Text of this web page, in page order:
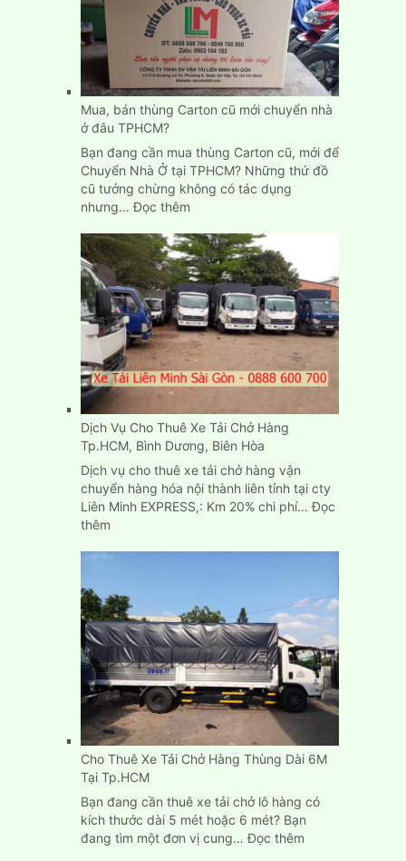
rẻ
tại
Bình
Dương
Mua, bán thùng Carton cũ mới chuyển nhà
ở đâu TPHCM?
Bạn đang cần mua thùng Carton cũ, mới để
Chuyển Nhà Ở tại TPHCM? Những thứ đồ
cũ tưởng chừng không có tác dụng
nhưng…Đọc thêm:
bán
thùng
Carton
cũ
mới
chuyển
nhà
ở
đâu
Dịch Vụ Cho Thuê Xe Tải Chở Hàng
Tp.HCM, Bình Dương, Biên Hòa
Dịch vụ cho thuê xe tải chở hàng vận
chuyển hàng hóa nội thành liên tỉnh tại cty
Liên Minh EXPRESS,: Km 20% chi phí…Đọc
thêm:
Thuê
Xe
Tải
Chở
Hàng
Tp.HCM,
Bình
Dương,
Biên
Hòa
Cho Thuê Xe Tải Chở Hàng Thùng Dài 6M
Tại Tp.HCM
Bạn đang cần thuê xe tải chở lô hàng có
kích thước dài 5 mét hoặc 6 mét? Bạn
đang tìm một đơn vị cung…Đọc thêm: